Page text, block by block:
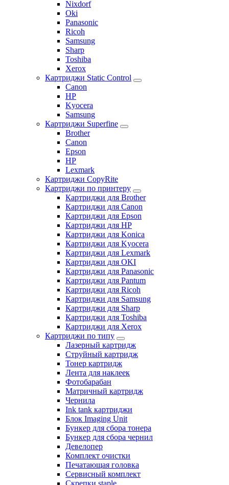
Nixdorf
Oki
Panasonic
Ricoh
Samsung
Sharp
Toshiba
Xerox
Картриджи Static Control
Canon
HP
Kyocera
Samsung
Картриджи Superfine
Brother
Canon
Epson
HP
Lexmark
Картриджи CopyRite
Картриджи по принтеру
Картриджи для Brother
Картриджи для Canon
Картриджи для Epson
Картриджи для HP
Картриджи для Konica
Картриджи для Kyocera
Картриджи для Lexmark
Картриджи для OKI
Картриджи для Panasonic
Картриджи для Pantum
Картриджи для Ricoh
Картриджи для Samsung
Картриджи для Sharp
Картриджи для Toshiba
Картриджи для Xerox
Картриджи по типу
Лазерный картридж
Струйный картридж
Тонер картридж
Лента для наклеек
Фотобарабан
Матричный картридж
Чернила
Ink tank картриджи
Блок Imaging Unit
Бункер для сбора тонера
Бункер для сбора чернил
Девелопер
Комплект очистки
Печатающая головка
Сервисный комплект
Скрепки staple